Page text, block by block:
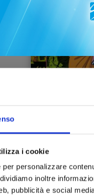
i cookie
personalizzare
inoltre
pubblicità e social
6a SERIE - LA
23/09/